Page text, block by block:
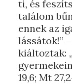
ti, és
találom
ennek az
lássátok!”
kiáltoztak:
19,6; Mt